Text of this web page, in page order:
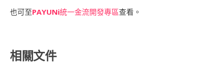
也可至PAYUNi統一金流開發專區查看。
相關文件